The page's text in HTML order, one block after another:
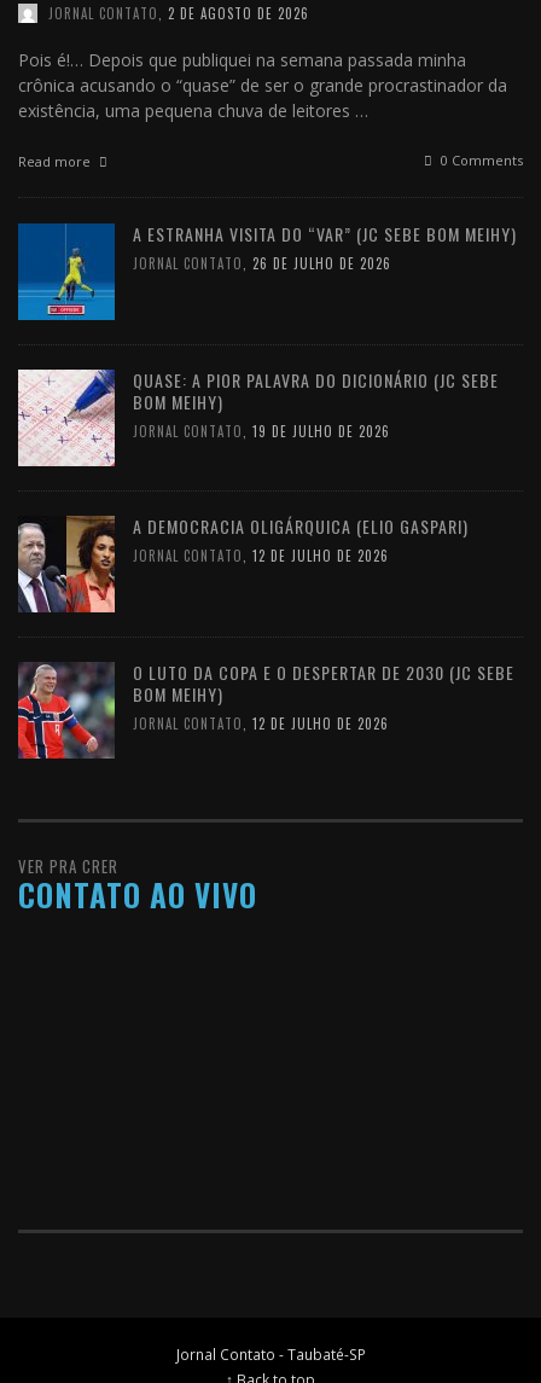
JORNAL CONTATO 2 DE AGOSTO DE 2026
Pois é!… Depois que publiquei na semana passada minha
crônica acusando o “quase” de ser o grande procrastinador da
existência, uma pequena chuva de leitores …
Read more 0 Comments
A ESTRANHA VISITA DO “VAR” (JC SEBE BOM MEIHY)
JORNAL CONTATO 26 DE JULHO DE 2026
QUASE: A PIOR PALAVRA DO DICIONÁRIO (JC SEBE
BOM MEIHY)
JORNAL CONTATO 19 DE JULHO DE 2026
A DEMOCRACIA OLIGÁRQUICA (ELIO GASPARI)
JORNAL CONTATO 12 DE JULHO DE 2026
O LUTO DA COPA E O DESPERTAR DE 2030 (JC SEBE
BOM MEIHY)
JORNAL CONTATO 12 DE JULHO DE 2026
VER PRA CRER
CONTATO AO VIVO
Jornal Contato - Taubaté-SP
↑ Back to top